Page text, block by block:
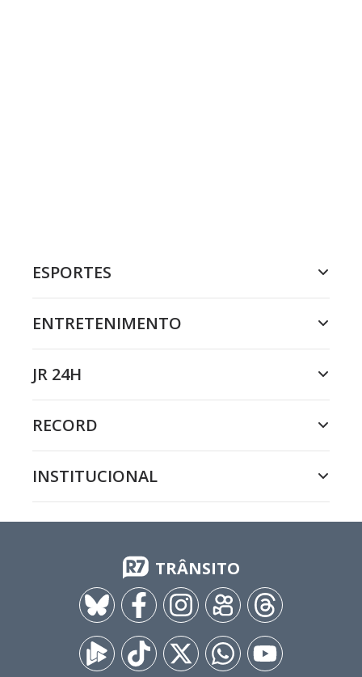
ESPORTES
ENTRETENIMENTO
JR 24H
RECORD
INSTITUCIONAL
TRÂNSITO